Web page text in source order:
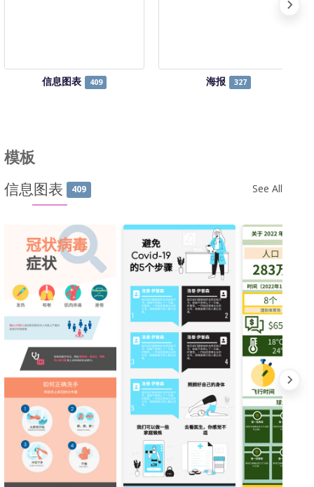
信息图表 409 海报 327
模板
信息图表 409 See All